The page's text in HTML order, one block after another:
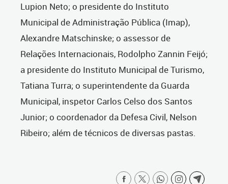
Lupion Neto; o presidente do Instituto
Municipal de Administração Pública (Imap),
Alexandre Matschinske; o assessor de
Relações Internacionais, Rodolpho Zannin Feijó;
a presidente do Instituto Municipal de Turismo,
Tatiana Turra; o superintendente da Guarda
Municipal, inspetor Carlos Celso dos Santos
Junior; o coordenador da Defesa Civil, Nelson
Ribeiro; além de técnicos de diversas pastas.